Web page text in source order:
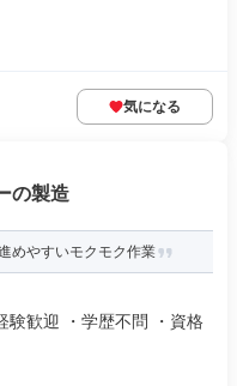
気になる
の製造
めやすいモクモク作業
験歓迎 ・学歴不問 ・資格